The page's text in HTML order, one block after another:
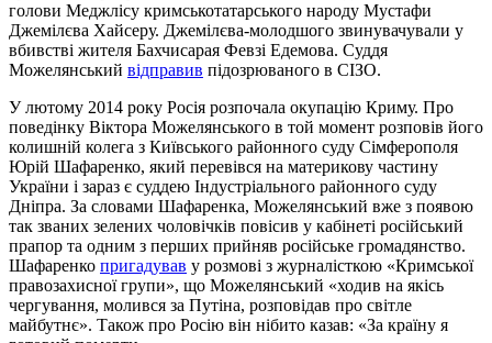
голови Меджлісу кримськотатарського народу Мустафи
Джемілєва Хайсеру. Джемілєва-молодшого звинувачували у
вбивстві жителя Бахчисарая Февзі Едемова. Суддя
Можелянський відправив підозрюваного в СІЗО.
У лютому 2014 року Росія розпочала окупацію Криму. Про
поведінку Віктора Можелянського в той момент розповів його
колишній колега з Київського районного суду Сімферополя
Юрій Шафаренко, який перевівся на материкову частину
України і зараз є суддею Індустріального районного суду
Дніпра. За словами Шафаренка, Можелянський вже з появою
так званих зелених чоловічків повісив у кабінеті російський
прапор та одним з перших прийняв російське громадянство.
Шафаренко пригадував у розмові з журналісткою «Кримської
правозахисної групи», що Можелянський «ходив на якісь
чергування, молився за Путіна, розповідав про світле
майбутнє». Також про Росію він нібито казав: «За країну я